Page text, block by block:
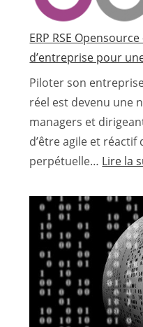
ERP RSE
d’entreprise pour
Piloter son
réel est devenu une
managers et
d’être agile et
perpétuelle… Lire la